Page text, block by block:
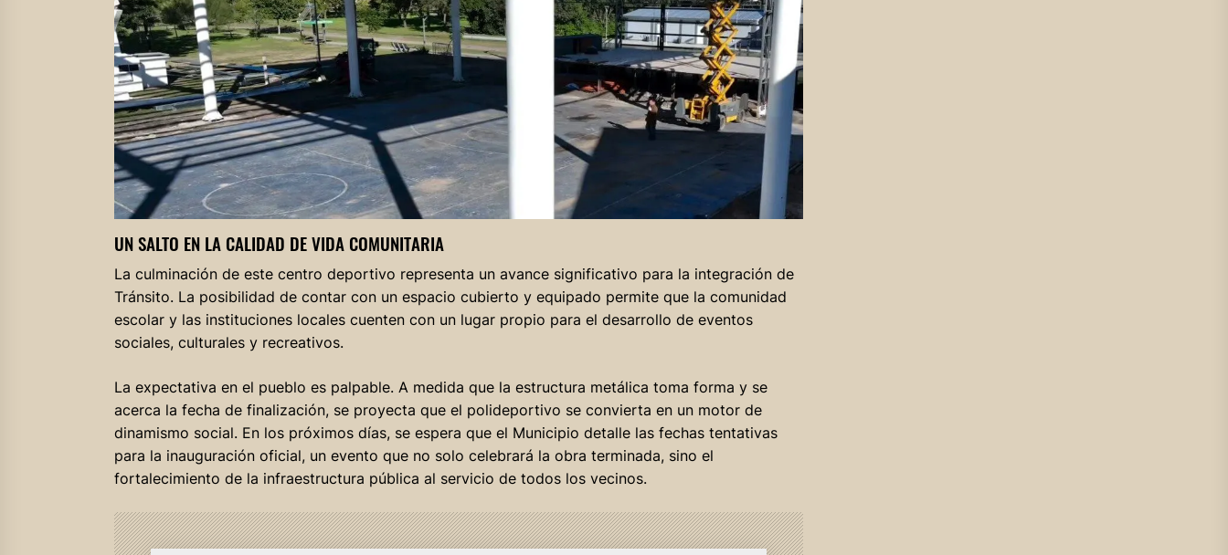
UN SALTO EN LA CALIDAD DE VIDA COMUNITARIA
La culminación de este centro deportivo representa un avance significativo para la integración de
Tránsito. La posibilidad de contar con un espacio cubierto y equipado permite que la comunidad
escolar y las instituciones locales cuenten con un lugar propio para el desarrollo de eventos
sociales, culturales y recreativos.
La expectativa en el pueblo es palpable. A medida que la estructura metálica toma forma y se
acerca la fecha de finalización, se proyecta que el polideportivo se convierta en un motor de
dinamismo social. En los próximos días, se espera que el Municipio detalle las fechas tentativas
para la inauguración oficial, un evento que no solo celebrará la obra terminada, sino el
fortalecimiento de la infraestructura pública al servicio de todos los vecinos.